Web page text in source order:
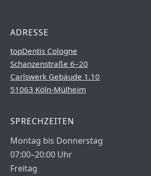
ADRESSE
topDentis Cologne
Schanzenstraße 6–20
Carlswerk Gebäude 1.10
51063 Köln-Mülheim
SPRECHZEITEN
Montag bis Donnerstag
07:00–20:00 Uhr
Freitag